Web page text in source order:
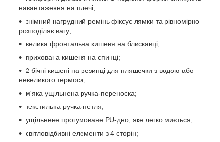
навантаження на плечі;
знімний нагрудний ремінь фіксує лямки та рівномірно
розподіляє вагу;
велика фронтальна кишеня на блискавці;
прихована кишеня на спинці;
2 бічні кишені на резинці для пляшечки з водою або
невеликого термоса;
м'яка ущільнена ручка-переноска;
текстильна ручка-петля;
ущільнене прогумоване PU-дно, яке легко миється;
світловідбивні елементи з 4 сторін;